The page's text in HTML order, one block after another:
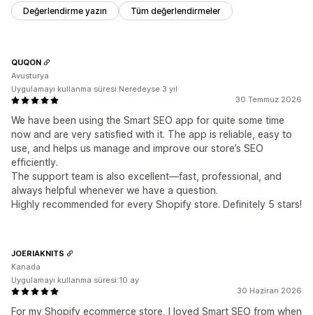
Değerlendirme yazın Tüm değerlendirmeler
30 Temmuz 2026
We have been using the Smart SEO app for quite some time
now and are very satisfied with it. The app is reliable, easy to
use, and helps us manage and improve our store’s SEO
efficiently.
The support team is also excellent—fast, professional, and
always helpful whenever we have a question.
Highly recommended for every Shopify store. Definitely 5 stars!
QUQON
Avusturya
Uygulamayı kullanma süresi:Neredeyse 3 yıl
30 Haziran 2026
For my Shopify ecommerce store, I loved Smart SEO from when
JOERIAKNITS
Kanada
Uygulamayı kullanma süresi:10 ay